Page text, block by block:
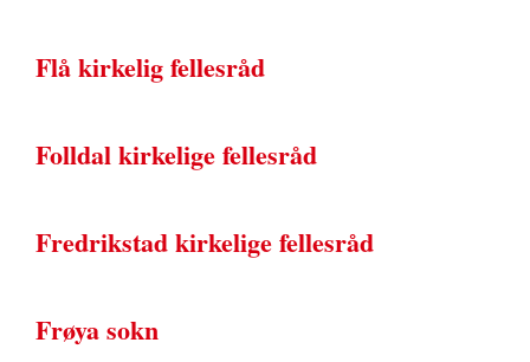
Flå kirkelig fellesråd
Folldal kirkelige fellesråd
Fredrikstad kirkelige fellesråd
Frøya sokn